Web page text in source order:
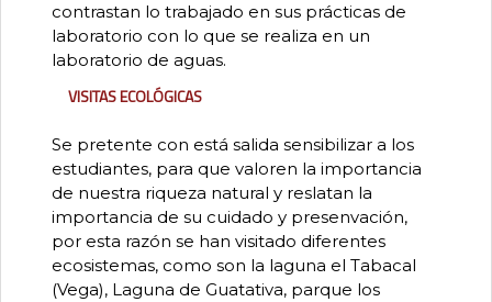
contrastan lo trabajado en sus prácticas de
laboratorio con lo que se realiza en un
laboratorio de aguas.
Visitas ecológicas
Se pretente con está salida sensibilizar a los
estudiantes, para que valoren la importancia
de nuestra riqueza natural y reslatan la
importancia de su cuidado y presenvación,
por esta razón se han visitado diferentes
ecosistemas, como son la laguna el Tabacal
(Vega), Laguna de Guatativa, parque los